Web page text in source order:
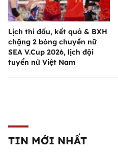
Lịch thi đấu, kết quả & BXH
chặng 2 bóng chuyền nữ
SEA V.Cup 2026, lịch đội
tuyển nữ Việt Nam
TIN MỚI NHẤT